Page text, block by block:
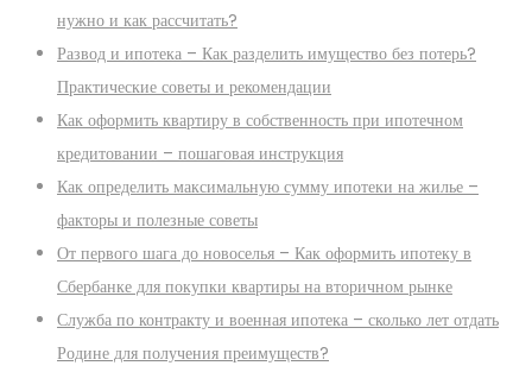
нужно и как рассчитать?
Развод и ипотека – Как разделить имущество без потерь?
Практические советы и рекомендации
Как оформить квартиру в собственность при ипотечном
кредитовании – пошаговая инструкция
Как определить максимальную сумму ипотеки на жилье –
факторы и полезные советы
От первого шага до новоселья – Как оформить ипотеку в
Сбербанке для покупки квартиры на вторичном рынке
Служба по контракту и военная ипотека – сколько лет отдать
Родине для получения преимуществ?